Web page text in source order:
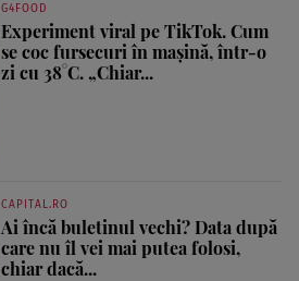
G4FOOD
Experiment viral pe TikTok. Cum
se coc fursecuri în mașină, într-o
zi cu 38°C. „Chiar...
CAPITAL.RO
Ai încă buletinul vechi? Data după
care nu îl vei mai putea folosi,
chiar dacă...